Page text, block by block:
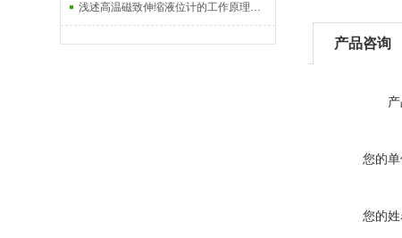
浅述高温磁致伸缩液位计的工作原理及安装方法
产品咨询
产
您的单
您的姓